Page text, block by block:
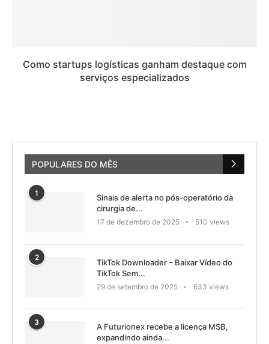
Como startups logísticas ganham destaque com
serviços especializados
POPULARES DO MÊS
1
Sinais de alerta no pós-operatório da
cirurgia de...
17 de dezembro de 2025 510 views
2
TikTok Downloader – Baixar Vídeo do
TikTok Sem...
29 de setembro de 2025 633 views
3
A Futurionex recebe a licença MSB,
expandindo ainda...